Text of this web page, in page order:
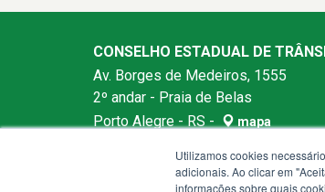
CONSELHO ESTADUAL DE
Av. Borges de Medeiros, 1555
2º andar - Praia de Belas
Porto Alegre - RS -
mapa
Horários de atendimento: Das 08h
Utilizamos cookies
adicionais. Ao clicar em
informações sobre quais